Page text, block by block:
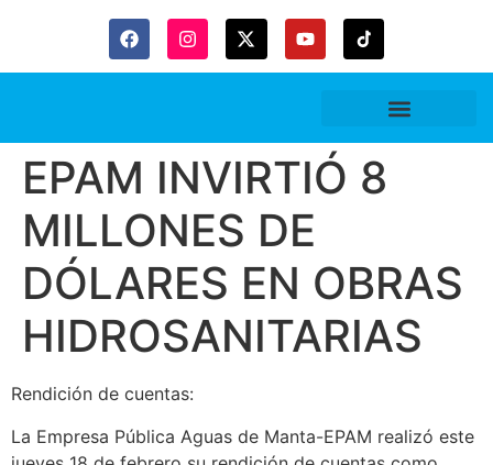
EPAM INVIRTIÓ 8
MILLONES DE
DÓLARES EN OBRAS
HIDROSANITARIAS
Rendición de cuentas:
La Empresa Pública Aguas de Manta-EPAM realizó este